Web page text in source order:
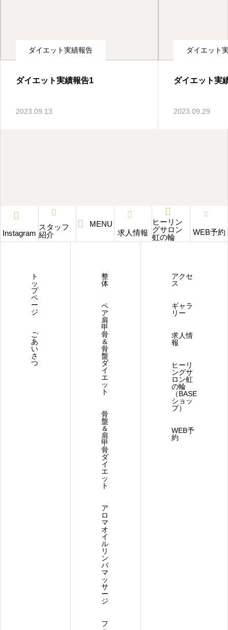
石井町の整体・ダイエット・リラクゼーション ダイエット実績報告
ダイエット実績報告1
2023.09.13
ダイエット
ダイエット実
2023.09.29
Instagram
スタッフ
紹介
MENU
求人情報
ヒーリン
グサロン
虹の輪
WEB予約
ト
ッ
プ
ペ
ー
ジ
ご
あ
い
さ
つ
整
体
ペ
ア
肩
甲
骨
＆
骨
盤
ダ
イ
エ
ッ
ト
骨
盤
＆
肩
甲
骨
ダ
イ
エ
ッ
ト
ア
ロ
マ
オ
イ
ル
リ
ン
パ
マ
ッ
サ
ー
ジ
フ
アクセ
ス
ギャラ
リー
求人情
報
ヒーリ
ングサ
ロン虹
の輪
（BASE
ショッ
プ）
WEB予
約